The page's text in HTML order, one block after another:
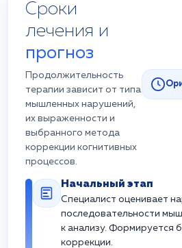
Сроки
лечения и
прогноз
Продолжительность
терапии зависит от типа
мышленных нарушений,
их выраженности и
выбранного метода
коррекции когнитивных
процессов.
Начальный этап
Специалист оценивает
последовательности
к анализу. Формируется
коррекции.